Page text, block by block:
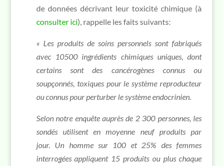
de données décrivant leur toxicité chimique (à
consulter ici), rappelle les faits suivants:
« Les produits de soins personnels sont fabriqués
avec 10500 ingrédients chimiques uniques, dont
certains sont des cancérogènes connus ou
soupçonnés, toxiques pour le système reproducteur
ou connus pour perturber le système endocrinien.
Selon notre enquête auprès de 2 300 personnes, les
sondés utilisent en moyenne neuf produits par
jour. Un homme sur 100 et 25% des femmes
interrogées appliquent 15 produits ou plus chaque